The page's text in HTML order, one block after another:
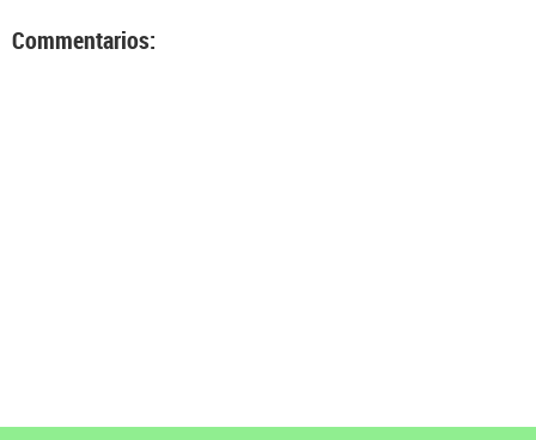
Commentarios: